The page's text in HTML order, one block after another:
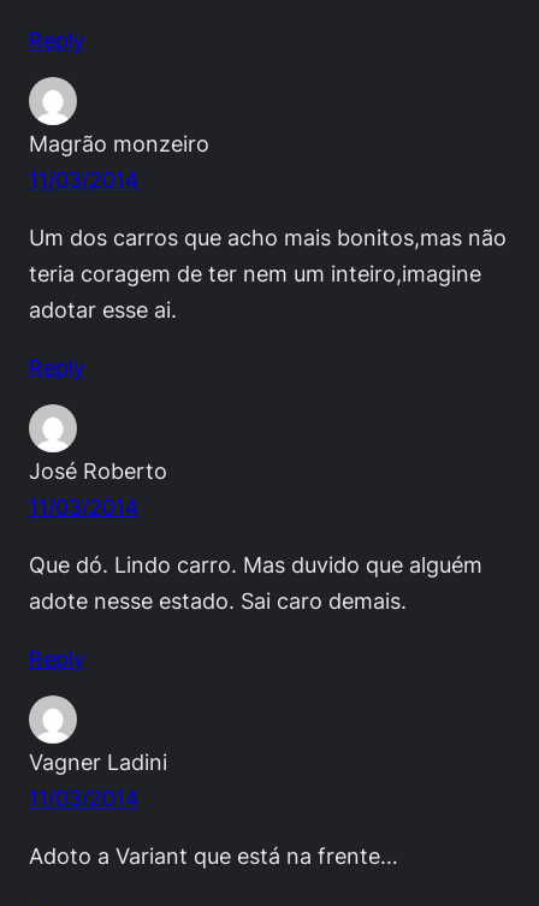
Reply
Magrão monzeiro
11/03/2014
Um dos carros que acho mais bonitos,mas não
teria coragem de ter nem um inteiro,imagine
adotar esse ai.
Reply
José Roberto
11/03/2014
Que dó. Lindo carro. Mas duvido que alguém
adote nesse estado. Sai caro demais.
Reply
Vagner Ladini
11/03/2014
Adoto a Variant que está na frente…